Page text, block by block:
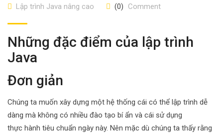
Lập trình Java nâng cao
(0) Comment
Những đặc điểm của lập trình
Java
Đơn giản
Chúng ta muốn xây dựng một hệ thống cái có thể lập trình dễ
dàng mà không có nhiều đào tạo bí ẩn và cái sử dụng
thực hành tiêu chuẩn ngày này. Nên mặc dù chúng ta thấy rằng